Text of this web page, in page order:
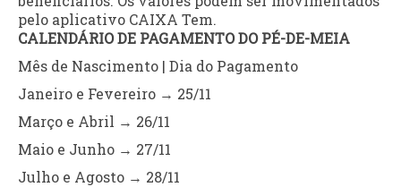
pelo aplicativo CAIXA Tem.
CALENDÁRIO DE PAGAMENTO DO PÉ-DE-MEIA
Mês de Nascimento | Dia do Pagamento
Janeiro e Fevereiro → 25/11
Março e Abril → 26/11
Maio e Junho → 27/11
Julho e Agosto → 28/11